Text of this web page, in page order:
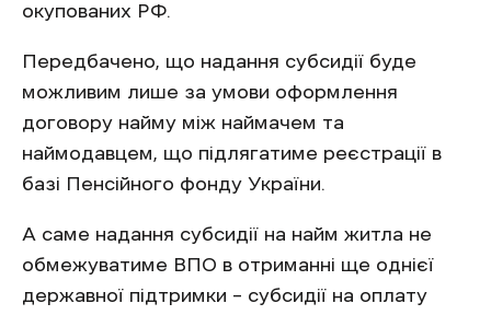
окупованих РФ.
Передбачено, що надання субсидії буде
можливим лише за умови оформлення
договору найму між наймачем та
наймодавцем, що підлягатиме реєстрації в
базі Пенсійного фонду України.
А саме надання субсидії на найм житла не
обмежуватиме BПO в отриманні ще однієї
державної підтримки – субсидії на оплату